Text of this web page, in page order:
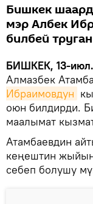
Бишкек
мэр Албек
билбей
БИШКЕК, 13-
Алмазбек
Ибраимовдун
оюн билдирди.
маалымат
Атамбаевдин
кеңештин
себеп болушу